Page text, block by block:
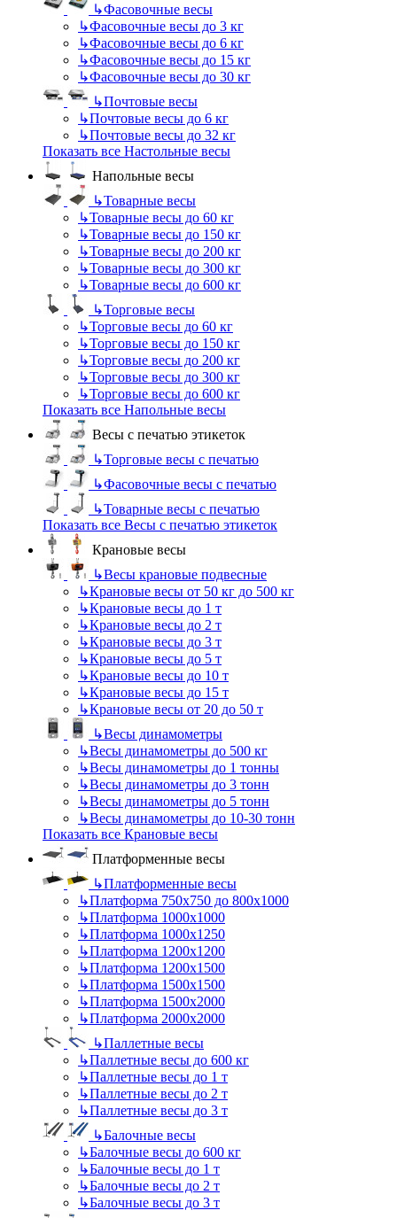
↳Фасовочные весы
↳Фасовочные весы до 3 кг
↳Фасовочные весы до 6 кг
↳Фасовочные весы до 15 кг
↳Фасовочные весы до 30 кг
↳Почтовые весы
↳Почтовые весы до 6 кг
↳Почтовые весы до 32 кг
Показать все Настольные весы
Напольные весы
↳Товарные весы
↳Товарные весы до 60 кг
↳Товарные весы до 150 кг
↳Товарные весы до 200 кг
↳Товарные весы до 300 кг
↳Товарные весы до 600 кг
↳Торговые весы
↳Торговые весы до 60 кг
↳Торговые весы до 150 кг
↳Торговые весы до 200 кг
↳Торговые весы до 300 кг
↳Торговые весы до 600 кг
Показать все Напольные весы
Весы с печатью этикеток
↳Торговые весы с печатью
↳Фасовочные весы с печатью
↳Товарные весы с печатью
Показать все Весы с печатью этикеток
Крановые весы
↳Весы крановые подвесные
↳Крановые весы от 50 кг до 500 кг
↳Крановые весы до 1 т
↳Крановые весы до 2 т
↳Крановые весы до 3 т
↳Крановые весы до 5 т
↳Крановые весы до 10 т
↳Крановые весы до 15 т
↳Крановые весы от 20 до 50 т
↳Весы динамометры
↳Весы динамометры до 500 кг
↳Весы динамометры до 1 тонны
↳Весы динамометры до 3 тонн
↳Весы динамометры до 5 тонн
↳Весы динамометры до 10-30 тонн
Показать все Крановые весы
Платформенные весы
↳Платформенные весы
↳Платформа 750х750 до 800х1000
↳Платформа 1000х1000
↳Платформа 1000х1250
↳Платформа 1200х1200
↳Платформа 1200х1500
↳Платформа 1500х1500
↳Платформа 1500х2000
↳Платформа 2000х2000
↳Паллетные весы
↳Паллетные весы до 600 кг
↳Паллетные весы до 1 т
↳Паллетные весы до 2 т
↳Паллетные весы до 3 т
↳Балочные весы
↳Балочные весы до 600 кг
↳Балочные весы до 1 т
↳Балочные весы до 2 т
↳Балочные весы до 3 т